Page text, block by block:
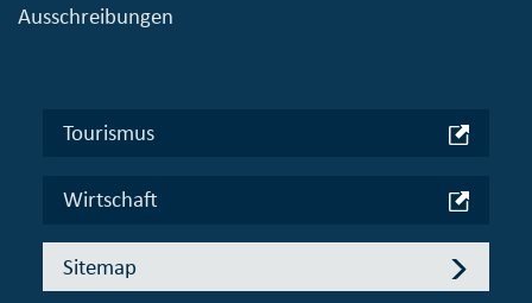
Ausschreibungen
Tourismus
Wirtschaft
Sitemap